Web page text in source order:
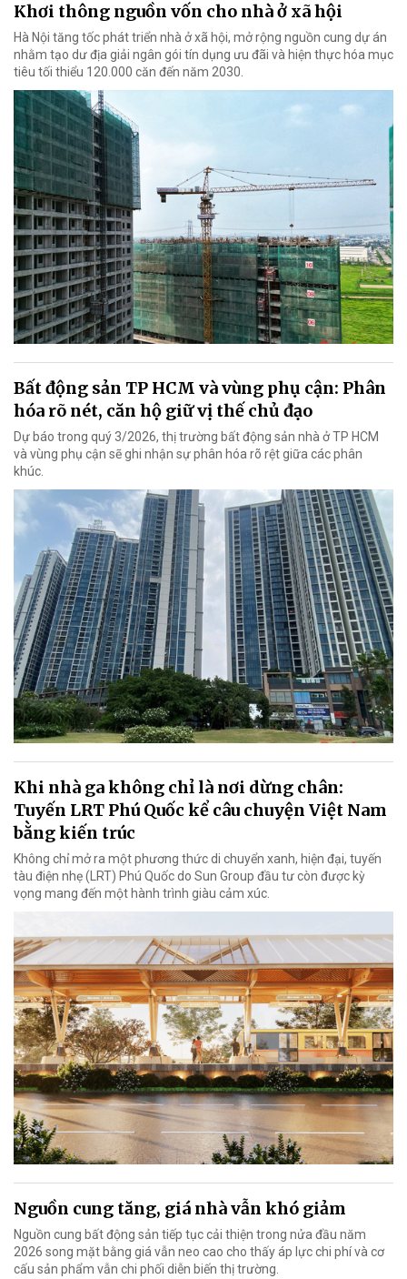
Khơi thông nguồn vốn cho nhà ở xã hội
Hà Nội tăng tốc phát triển nhà ở xã hội, mở rộng nguồn cung dự án
nhằm tạo dư địa giải ngân gói tín dụng ưu đãi và hiện thực hóa mục
tiêu tối thiểu 120.000 căn đến năm 2030.
Bất động sản TP HCM và vùng phụ cận: Phân
hóa rõ nét, căn hộ giữ vị thế chủ đạo
Dự báo trong quý 3/2026, thị trường bất động sản nhà ở TP HCM
và vùng phụ cận sẽ ghi nhận sự phân hóa rõ rệt giữa các phân
khúc.
Khi nhà ga không chỉ là nơi dừng chân:
Tuyến LRT Phú Quốc kể câu chuyện Việt Nam
bằng kiến trúc
Không chỉ mở ra một phương thức di chuyển xanh, hiện đại, tuyến
tàu điện nhẹ (LRT) Phú Quốc do Sun Group đầu tư còn được kỳ
vọng mang đến một hành trình giàu cảm xúc.
Nguồn cung tăng, giá nhà vẫn khó giảm
Nguồn cung bất động sản tiếp tục cải thiện trong nửa đầu năm
2026 song mặt bằng giá vẫn neo cao cho thấy áp lực chi phí và cơ
cấu sản phẩm vẫn chi phối diễn biến thị trường.